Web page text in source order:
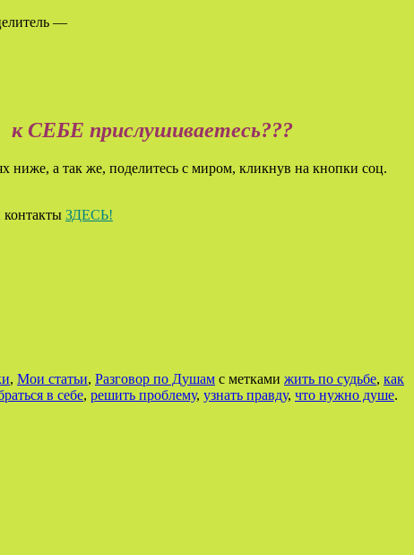
—
к СЕБЕ прислушиваетесь???
ниже, а так же, поделитесь с миром, кликнув на кнопки соц.
ЗДЕСЬ!
, Мои статьи, Разговор по Душам с метками жить по судьбе, как
в себе, решить проблему, узнать правду, что нужно душе.